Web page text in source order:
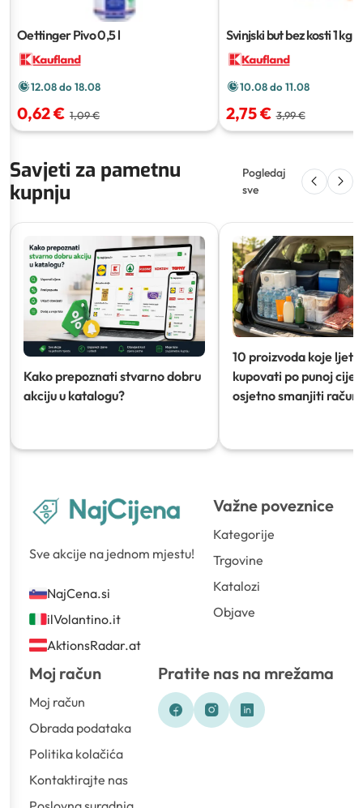
Oettinger Pivo0,5 l
12.08 do 18.08
0,62 € 1,09 €
Svinjski but bez kosti1 kg
10.08 do 11.08
2,75 € 3,99 €
Savjeti za pametnu
kupnju
Pogledaj
sve
Kako prepoznati stvarno dobru
akciju u katalogu?
10 proizvoda koje ljeti
kupovati po punoj
osjetno smanjiti račun)
Sve akcije na jednom mjestu!
NajCena.si
ilVolantino.it
AktionsRadar.at
Važne poveznice
Kategorije
Trgovine
Katalozi
Objave
Moj račun
Moj račun
Obrada podataka
Politika kolačića
Kontaktirajte nas
Pratite nas na mrežama